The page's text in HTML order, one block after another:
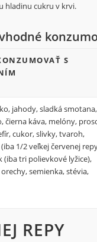
hladinu cukru v krvi.
S
jahody, sladká smotana,
čierna káva, melóny,
cukor, slivky, tvaroh,
1/2 veľkej červenej
(iba tri polievkové lyžice),
semienka, stévia,
REPY